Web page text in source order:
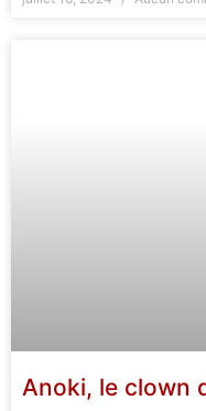
Anoki, le clown